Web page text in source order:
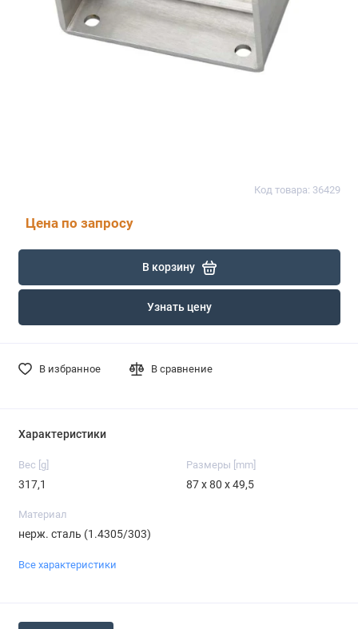
Код товара: 36429
Цена по запросу
В корзину
Узнать цену
В избранное В сравнение
Характеристики
Вес [g]
317,1
Размеры [mm]
87 x 80 x 49,5
Материал
нерж. сталь (1.4305/303)
Все характеристики